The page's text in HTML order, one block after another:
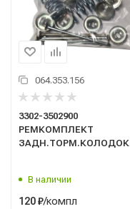
064.353.156
3302-3502900
РЕМКОМПЛЕКТ
ЗАДН.ТОРМ.КОЛОДОК
В наличии
120₽/компл